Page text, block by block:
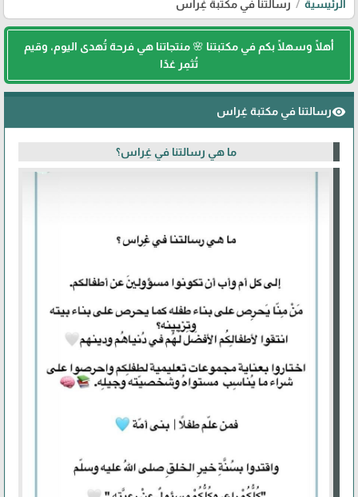
الرئيسية رسالتنا في مكتبة غِراس
أهلًا وسهلًا بكم في مكتبتنا 🌸 منتجاتنا هي فرحة تُهدى اليوم، وقيم
تُثمِر غدًا
visibilityرسالتنا في مكتبة غِراس
ما هي رسالتنا في غِراس؟